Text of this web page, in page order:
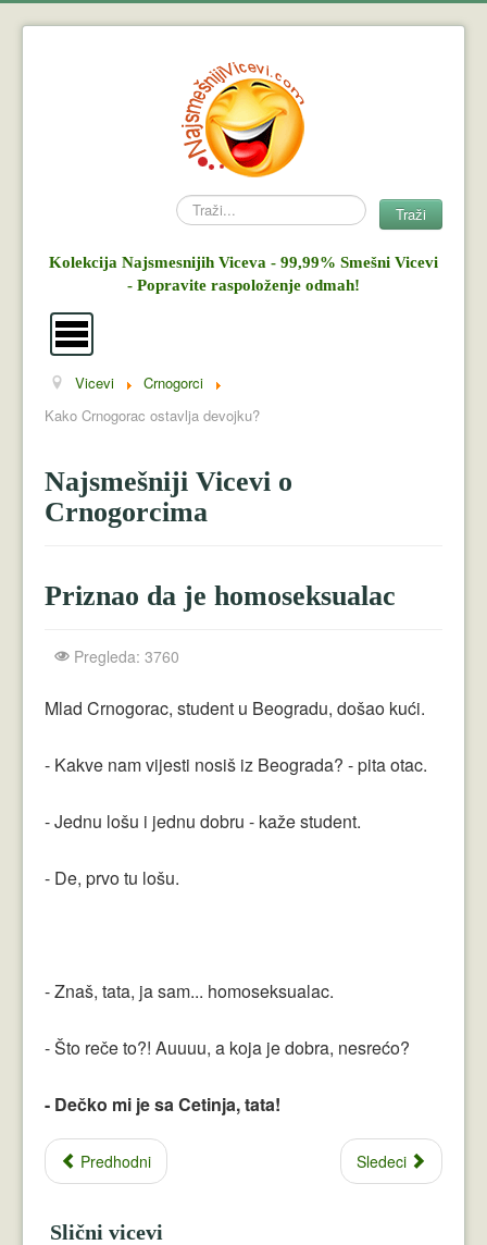
Search Traži
Kolekcija Najsmesnijih Viceva - 99,99% Smešni Vicevi
- Popravite raspoloženje odmah!
Vicevi
Crnogorci
Lala
Piroćanci
Vicevi Razni
Vicevi Dana
Vicevi
Crnogorci
Kako Crnogorac ostavlja devojku?
Najsmešniji Vicevi o
Crnogorcima
Priznao da je homoseksualac
Pregleda: 3760
Mlad Crnogorac, student u Beogradu, došao kući.
- Kakve nam vijesti nosiš iz Beograda? - pita otac.
- Jednu lošu i jednu dobru - kaže student.
- De, prvo tu lošu.
- Znaš, tata, ja sam... homoseksualac.
- Što reče to?! Auuuu, a koja je dobra, nesrećo?
- Dečko mi je sa Cetinja, tata!
Predhodni Sledeci
Slični vicevi